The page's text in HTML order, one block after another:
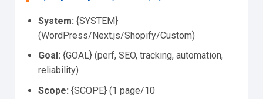
System: {SYSTEM}
(WordPress/Next.js/Shopify/Custom)
Goal: {GOAL} (perf, SEO, tracking, automation,
reliability)
Scope: {SCOPE} (1 page/10